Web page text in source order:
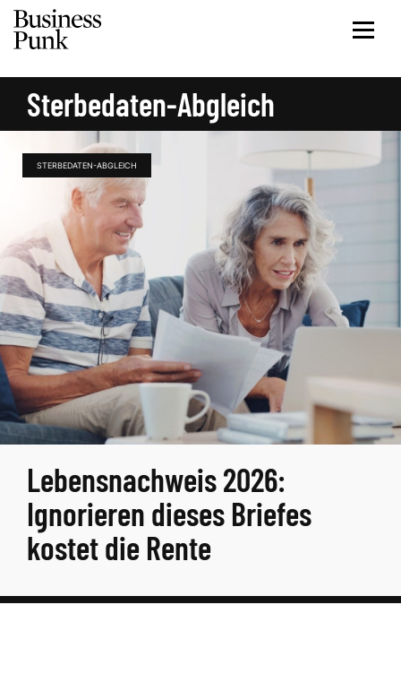
Sterbedaten-Abgleich
STERBEDATEN-ABGLEICH
Lebensnachweis 2026:
Ignorieren dieses Briefes
kostet die Rente